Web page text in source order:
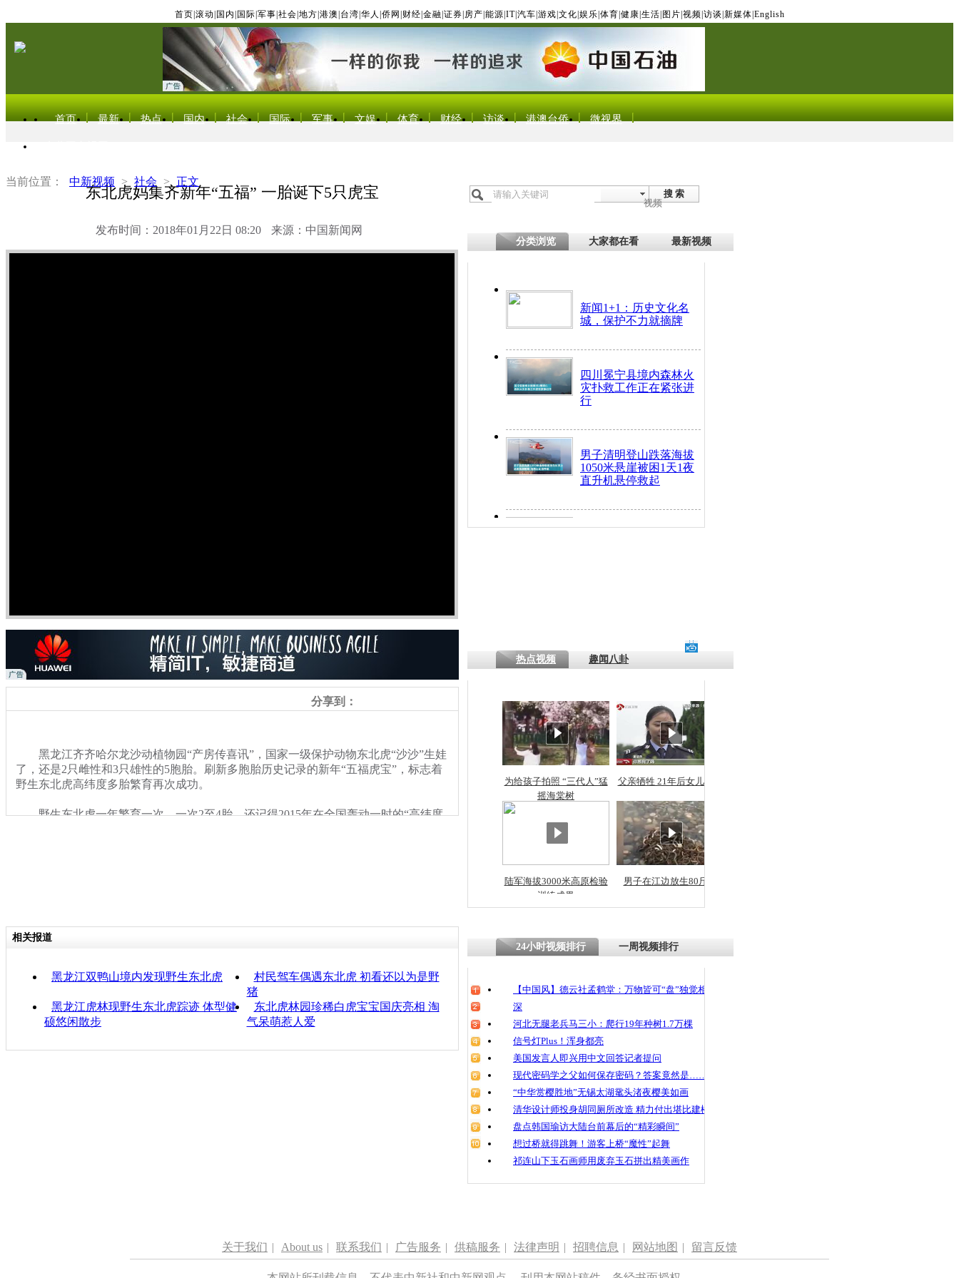
首页 滚动 国内 国际 军事 社会 地方 港澳 台湾 华人 侨网 财经 金融 证券 房产 能源 IT| 汽车 游戏 文化 娱乐 体育 健康 生活 图片 视频 访谈 新媒体 English
首页 最新 热点 国内 社会 国际 军事 文娱 体育 财经 访谈 港澳台侨 微视界
当前位置： 中新视频 > 社会 > 正文
东北虎妈集齐新年“五福” 一胎诞下5只虎宝
发布时间：2018年01月22日 08:20 来源：中国新闻网
搜 索
视频
分类浏览 大家都在看 最新视频
新闻1+1：历史文化名
城，保护不力就摘牌
四川冕宁县境内森林火
灾扑救工作正在紧张进
行
男子清明登山跌落海拔
1050米悬崖被困1天1夜
直升机悬停救起
探访传承四千年传统习
俗：近万民众为娥皇女
英省亲送行
小伙骑车逆行被查情绪
崩溃 网上回答崩溃原
四川兴文苗乡上万人欢
魂
东北虎妈集齐新年“五
福”
分享到：
黑龙江齐齐哈尔龙沙动植物园“产房传喜讯”，国家一级保护动物东北虎“沙沙”生娃
了，还是2只雌性和3只雄性的5胞胎。刷新多胞胎历史记录的新年“五福虎宝”，标志着
野生东北虎高纬度多胎繁育再次成功。
野生东北虎一年繁育一次，一次2至4胎。还记得2015年在全国轰动一时的“高纬度
热点视频 趣闻八卦
为给孩子拍照 “三代人”猛
摇海棠树
父亲牺牲 21年后女儿从警
陆军海拔3000米高原检验
训练成果
男子在江边放生80斤蛇
相关报道
黑龙江双鸭山境内发现野生东北虎
村民驾车偶遇东北虎 初看还以为是野
猪
黑龙江虎林现野生东北虎踪迹 体型健
硕悠闲散步
东北虎林园珍稀白虎宝宝国庆亮相 淘
气呆萌惹人爱
24小时视频排行 一周视频排行
【中国风】德云社孟鹤堂：万物皆可“盘”独觉相声
深
河北无腿老兵马三小：爬行19年种树1.7万棵
信号灯Plus！浑身都亮
美国发言人即兴用中文回答记者提问
现代密码学之父如何保存密码？答案竟然是……
“中华赏樱胜地”无锡太湖鼋头渚夜樱美如画
清华设计师投身胡同厕所改造 精力付出堪比建楼
盘点韩国瑜访大陆台前幕后的“精彩瞬间”
想过桥就得跳舞！游客上桥“魔性”起舞
祁连山下玉石画师用废弃玉石拼出精美画作
关于我们 | About us | 联系我们 | 广告服务 | 供稿服务 | 法律声明 | 招聘信息 | 网站地图 | 留言反馈